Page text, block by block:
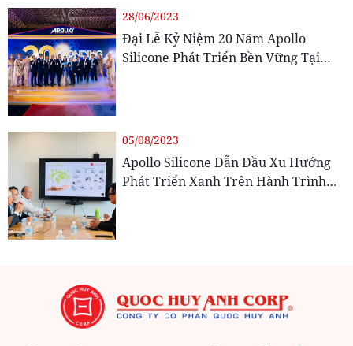
28/06/2023
Đại Lễ Kỷ Niệm 20 Năm Apollo
Silicone Phát Triển Bền Vững Tại
05/08/2023
Apollo Silicone Dẫn Đầu Xu Hướng
Phát Triển Xanh Trên Hành Trình